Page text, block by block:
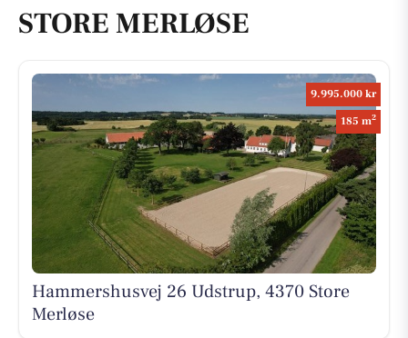
STORE MERLØSE
9.995.000 kr
185 m2
Hammershusvej 26 Udstrup, 4370 Store
Merløse